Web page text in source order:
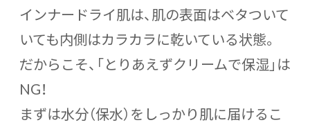
インナードライ肌は、肌の表面はベタついて
いても内側はカラカラに乾いている状態。
だからこそ、「とりあえずクリームで保湿」は
NG！
まずは水分（保水）をしっかり肌に届けるこ